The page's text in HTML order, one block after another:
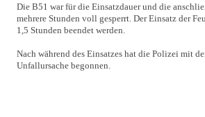
Die B51 war für die Einsatzdauer und die
mehrere Stunden voll gesperrt. Der Einsatz der
1,5 Stunden beendet werden.
Nach während des Einsatzes hat die Polizei mit
Unfallursache begonnen.